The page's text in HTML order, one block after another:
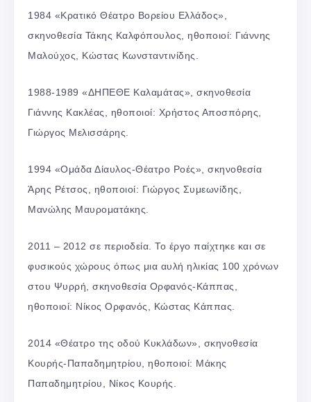
1984 «Κρατικό Θέατρο Βορείου Ελλάδος»,
σκηνοθεσία Τάκης Καλφόπουλος, ηθοποιοί: Γιάννης
Μαλούχος, Κώστας Κωνσταντινίδης.
1988-1989 «ΔΗΠΕΘΕ Καλαμάτας», σκηνοθεσία
Γιάννης Κακλέας, ηθοποιοί: Χρήστος Αποσπόρης,
Γιώργος Μελισσάρης.
1994 «Ομάδα Δίαυλος-Θέατρο Ροές», σκηνοθεσία
Άρης Ρέτσος, ηθοποιοί: Γιώργος Συμεωνίδης,
Μανώλης Μαυροματάκης.
2011 – 2012 σε περιοδεία. Το έργο παίχτηκε και σε
φυσικούς χώρους όπως μια αυλή ηλικίας 100 χρόνων
στου Ψυρρή, σκηνοθεσία Ορφανός-Κάππας,
ηθοποιοί: Νίκος Ορφανός, Κώστας Κάππας.
2014 «Θέατρο της οδού Κυκλάδων», σκηνοθεσία
Κουρής-Παπαδημητρίου, ηθοποιοί: Μάκης
Παπαδημητρίου, Νίκος Κουρής.